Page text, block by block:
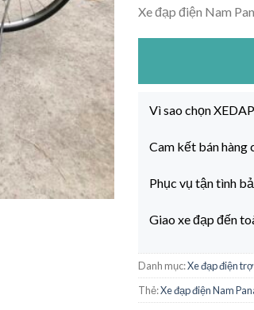
Xe đạp điện Nam
Vì sao chọn
Cam kết bán hàng
Phục vụ tận tình
Giao xe đạp đến
Danh mục:Xe đạp điện
Thẻ:Xe đạp điện Nam